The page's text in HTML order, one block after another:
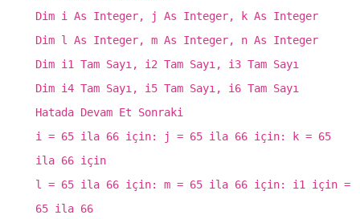
Dim i As Integer, j As Integer, k As Integer
Dim l As Integer, m As Integer, n As Integer
Dim i1 Tam Sayı, i2 Tam Sayı, i3 Tam Sayı
Dim i4 Tam Sayı, i5 Tam Sayı, i6 Tam Sayı
Hatada Devam Et Sonraki
i = 65 ila 66 için: j = 65 ila 66 için: k = 65
ila 66 için
l = 65 ila 66 için: m = 65 ila 66 için: i1 için =
65 ila 66